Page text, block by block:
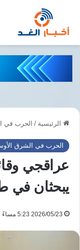
الرئيسية / الحرب في
الحرب في الشرق
عراقجي
يبحثان في
2026/05/23 5:23 مساءً